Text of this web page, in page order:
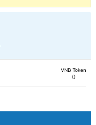
VNB Token
0